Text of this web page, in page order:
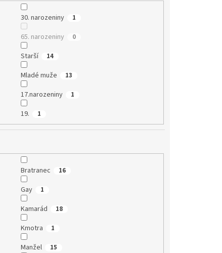
30. narozeniny 1
65. narozeniny 0
Starší 14
Mladé muže 13
17.narozeniny 1
19. 1
Bratranec 16
Gay 1
Kamarád 18
Kmotra 1
Manžel 15